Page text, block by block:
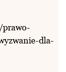
dla-